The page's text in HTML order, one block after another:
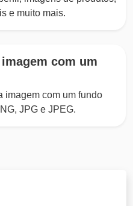
e muito mais.
com um
imagem com um fundo
JPG e JPEG.